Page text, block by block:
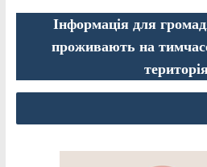
Інформація для
проживають на